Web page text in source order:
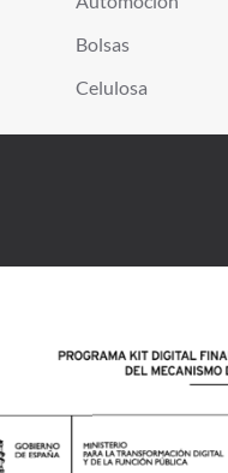
Bolsas
Celulosa